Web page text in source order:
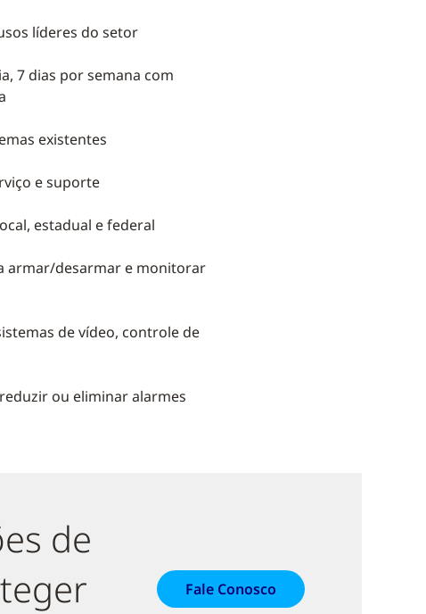
líderes do setor
7 dias por semana com
existentes
e suporte
estadual e federal
armar/desarmar e monitorar
de vídeo, controle de
ou eliminar alarmes
de
Fale Conosco